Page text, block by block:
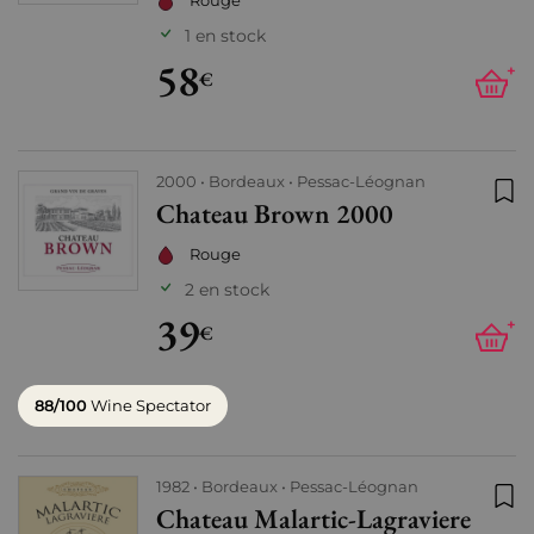
1 en stock
58€ +
2000 Bordeaux Pessac-Léognan
Chateau Brown 2000
Rouge
2 en stock
39€ +
88/100Wine Spectator
1982 Bordeaux Pessac-Léognan
Chateau Malartic-Lagraviere